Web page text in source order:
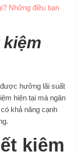
Những điều bạn
hưởng lãi suất
hiện tại mà ngân
khả năng cạnh
kiệm